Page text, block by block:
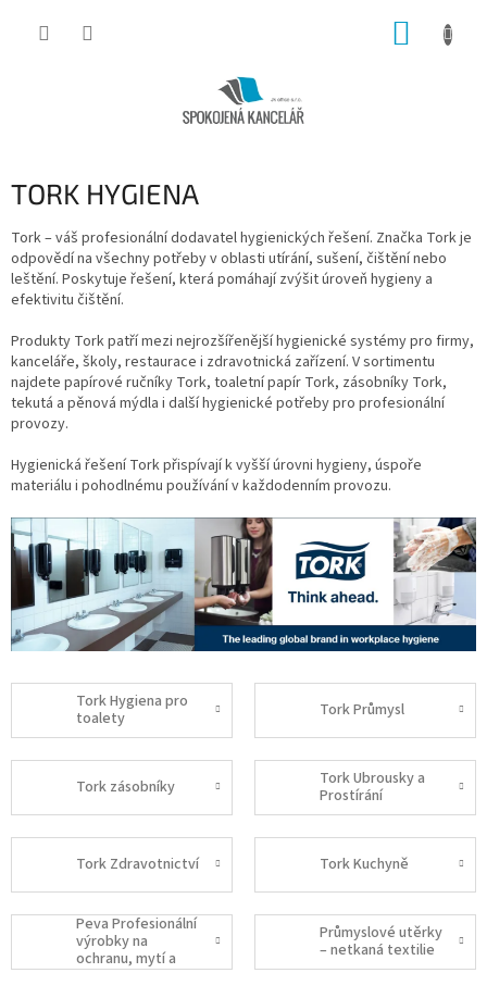
TORK HYGIENA
Tork – váš profesionální dodavatel hygienických řešení. Značka Tork je
odpovědí na všechny potřeby v oblasti utírání, sušení, čištění nebo
leštění. Poskytuje řešení, která pomáhají zvýšit úroveň hygieny a
efektivitu čištění.
Produkty Tork patří mezi nejrozšířenější hygienické systémy pro firmy,
kanceláře, školy, restaurace i zdravotnická zařízení. V sortimentu
najdete papírové ručníky Tork, toaletní papír Tork, zásobníky Tork,
tekutá a pěnová mýdla i další hygienické potřeby pro profesionální
provozy.
Hygienická řešení Tork přispívají k vyšší úrovni hygieny, úspoře
materiálu i pohodlnému používání v každodenním provozu.
Tork Hygiena pro
toalety
Tork Průmysl
Tork zásobníky
Tork Ubrousky a
Prostírání
Tork Zdravotnictví Tork Kuchyně
Peva Profesionální
výrobky na
ochranu, mytí a
regeneraci lidské
Průmyslové utěrky
– netkaná textilie